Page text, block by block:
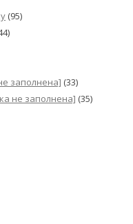
(95)
заполнена] (33)
не заполнена] (35)